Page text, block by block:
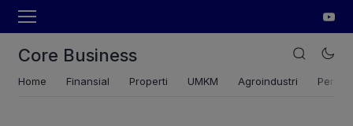
Core Business
Home Finansial Properti UMKM Agroindustri